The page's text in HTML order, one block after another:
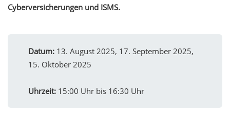
Cyberversicherungen und ISMS.
Datum: 13. August 2025, 17. September 2025,
15. Oktober 2025
Uhrzeit: 15:00 Uhr bis 16:30 Uhr